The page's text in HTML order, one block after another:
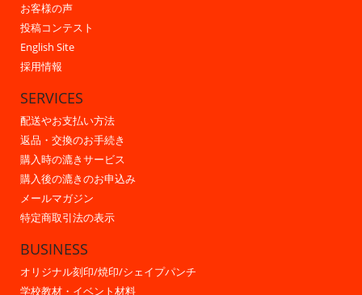
お客様の声
投稿コンテスト
English Site
採用情報
SERVICES
配送やお支払い方法
返品・交換のお手続き
購入時の漉きサービス
購入後の漉きのお申込み
メールマガジン
特定商取引法の表示
BUSINESS
オリジナル刻印/焼印/シェイプパンチ
学校教材・イベント材料